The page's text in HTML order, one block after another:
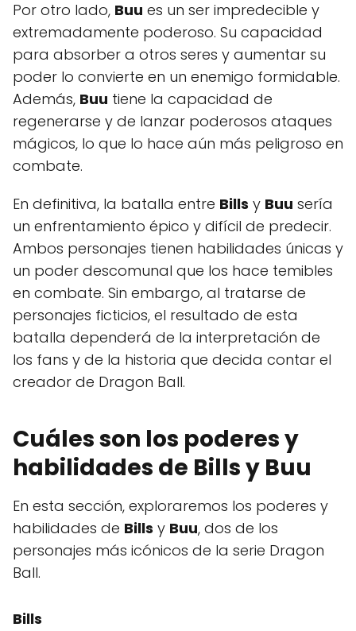
Por otro lado, Buu es un ser impredecible y
extremadamente poderoso. Su capacidad
para absorber a otros seres y aumentar su
poder lo convierte en un enemigo formidable.
Además, Buu tiene la capacidad de
regenerarse y de lanzar poderosos ataques
mágicos, lo que lo hace aún más peligroso en
combate.
En definitiva, la batalla entre Bills y Buu sería
un enfrentamiento épico y difícil de predecir.
Ambos personajes tienen habilidades únicas y
un poder descomunal que los hace temibles
en combate. Sin embargo, al tratarse de
personajes ficticios, el resultado de esta
batalla dependerá de la interpretación de
los fans y de la historia que decida contar el
creador de Dragon Ball.
Cuáles son los poderes y
habilidades de Bills y Buu
En esta sección, exploraremos los poderes y
habilidades de Bills y Buu, dos de los
personajes más icónicos de la serie Dragon
Ball.
Bills